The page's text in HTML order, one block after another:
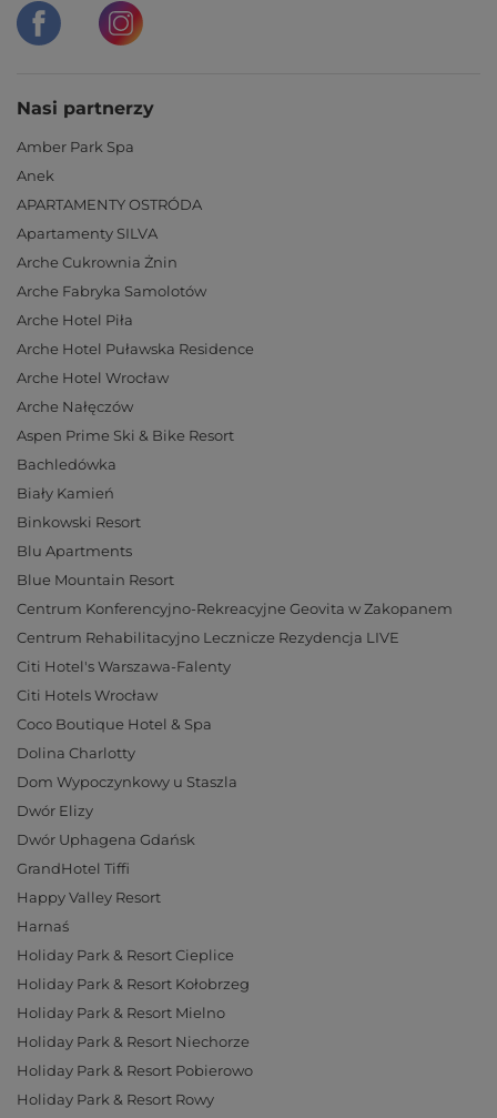
Nasi partnerzy
Amber Park Spa
Anek
APARTAMENTY OSTRÓDA
Apartamenty SILVA
Arche Cukrownia Żnin
Arche Fabryka Samolotów
Arche Hotel Piła
Arche Hotel Puławska Residence
Arche Hotel Wrocław
Arche Nałęczów
Aspen Prime Ski & Bike Resort
Bachledówka
Biały Kamień
Binkowski Resort
Blu Apartments
Blue Mountain Resort
Centrum Konferencyjno-Rekreacyjne Geovita w Zakopanem
Centrum Rehabilitacyjno Lecznicze Rezydencja LIVE
Citi Hotel's Warszawa-Falenty
Citi Hotels Wrocław
Coco Boutique Hotel & Spa
Dolina Charlotty
Dom Wypoczynkowy u Staszla
Dwór Elizy
Dwór Uphagena Gdańsk
GrandHotel Tiffi
Happy Valley Resort
Harnaś
Holiday Park & Resort Cieplice
Holiday Park & Resort Kołobrzeg
Holiday Park & Resort Mielno
Holiday Park & Resort Niechorze
Holiday Park & Resort Pobierowo
Holiday Park & Resort Rowy